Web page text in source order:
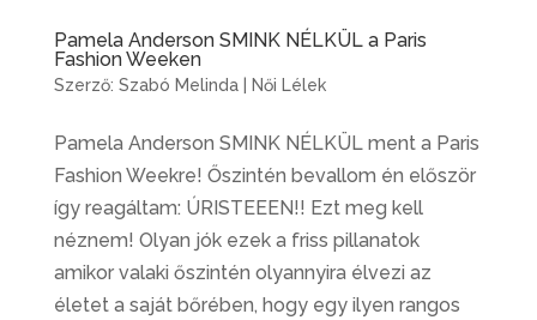
Pamela Anderson SMINK NÉLKÜL a Paris
Fashion Weeken
Szerző: Szabó Melinda| Női Lélek
Pamela Anderson SMINK NÉLKÜL ment a Paris
Fashion Weekre! Őszintén bevallom én először
így reagáltam: ÚRISTEEEN!! Ezt meg kell
néznem! Olyan jók ezek a friss pillanatok
amikor valaki őszintén olyannyira élvezi az
életet a saját bőrében, hogy egy ilyen rangos